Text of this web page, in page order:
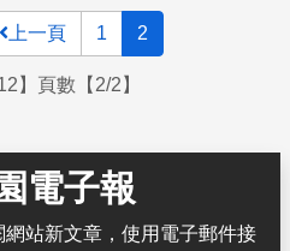
上一頁 1 2
】頁數【2/2】
電子報
站新文章，使用電子郵件接